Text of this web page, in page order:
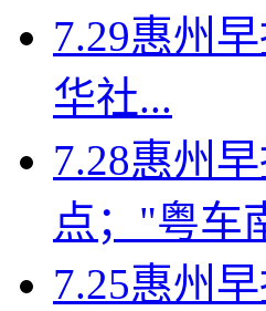
7.29惠州
华社...
7.28惠州
点；"粤车
7.25惠州